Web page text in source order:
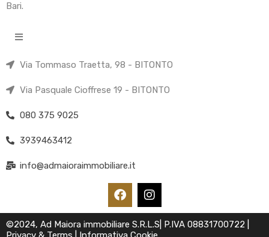
Bari.
Via Tommaso Traetta, 98 - BITONTO
Via Pasquale Cioffrese 19 - BITONTO
080 375 9025
3939463412
info@admaioraimmobiliare.it
©2024, Ad Maiora immobiliare S.R.L.S| P.IVA 08831700722 |